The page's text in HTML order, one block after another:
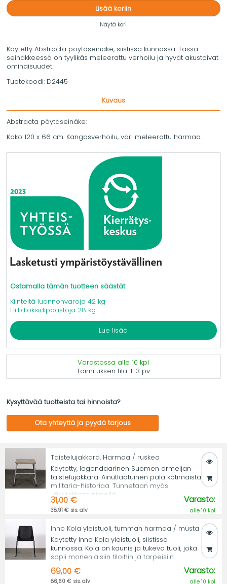
Lisää koriin
Näytä kori
Käytetty Abstracta pöytäseinäke, siistissä kunnossa. Tässä
seinäkkeessä on tyylikäs meleerattu verhoilu ja hyvät akustoivat
ominaisuudet.
Tuotekoodi: D2445
Kuvaus
Abstracta pöytäseinäke:
Koko 120 x 66 cm. Kangasverhoilu, väri meleerattu harmaa.
Ostamalla tämän tuotteen säästät
Kiinteitä luonnonvaroja 42 kg
Hiilidioksidipäästöjä 28 kg
Lue lisää
Varastossa alle 10 kpl
Toimituksen tila:1-3 pv
Kysyttävää tuotteista tai hinnoista?
Ota yhteyttä ja pyydä tarjous
Taistelujakkara, Harmaa / ruskea
Käytetty, legendaarinen Suomen armeijan
taistelujakkara. Ainutlaatuinen pala kotimaista
militaria-historiaa. Tunnetaan myös
Jäkkijakkara nimellä.
31,00 €
38,91 € sis. alv
Varasto:
alle 10 kpl
Inno Kola yleistuoli, tumman harmaa / musta
Käytetty Inno Kola yleistuoli, siistissä
kunnossa. Kola on kaunis ja tukeva tuoli, joka
sopii monenlaisiin tiloihin ja tarpeisiin.
69,00 €
86,60 € sis. alv
Varasto:
alle 10 kpl